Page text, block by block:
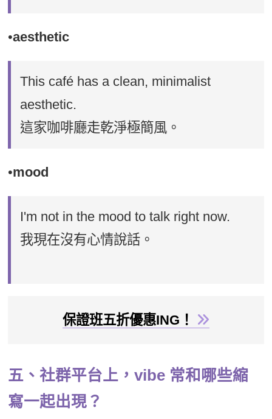
•aesthetic
This café has a clean, minimalist
aesthetic.
這家咖啡廳走乾淨極簡風。
•mood
I'm not in the mood to talk right now.
我現在沒有心情說話。
保證班五折優惠ING！
五、社群平台上，vibe 常和哪些縮
寫一起出現？